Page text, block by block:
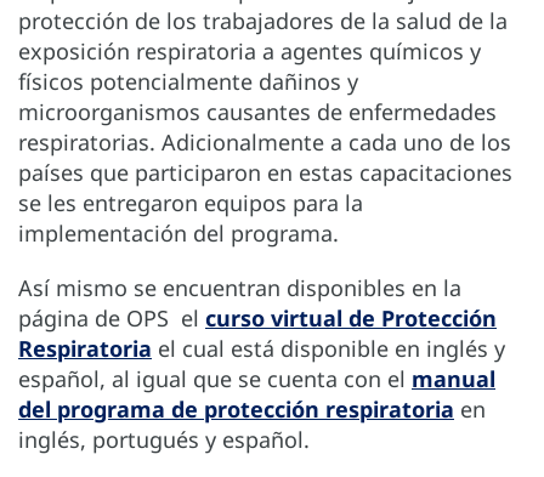
protección de los trabajadores de la salud de la
exposición respiratoria a agentes químicos y
físicos potencialmente dañinos y
microorganismos causantes de enfermedades
respiratorias. Adicionalmente a cada uno de los
países que participaron en estas capacitaciones
se les entregaron equipos para la
implementación del programa.
Así mismo se encuentran disponibles en la
página de OPS el curso virtual de Protección
Respiratoria el cual está disponible en inglés y
español, al igual que se cuenta con el manual
del programa de protección respiratoria en
inglés, portugués y español.